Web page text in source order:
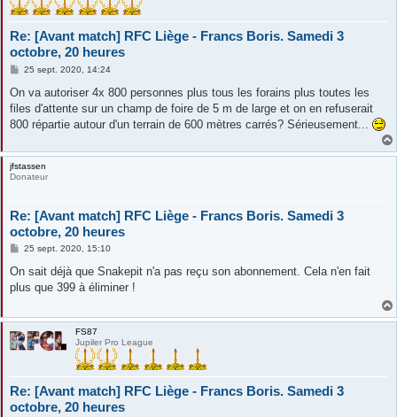
Re: [Avant match] RFC Liège - Francs Boris. Samedi 3
octobre, 20 heures
M
s
a
g
25 sept. 2020, 14:24
On va autoriser 4x 800 personnes plus tous les forains plus toutes les
files d'attente sur un champ de foire de 5 m de large et on en refuserait
800 répartie autour d'un terrain de 600 mètres carrés? Sérieusement...
jfstassen
Donateur
Re: [Avant match] RFC Liège - Francs Boris. Samedi 3
octobre, 20 heures
M
s
a
25 sept. 2020, 15:10
On sait déjà que Snakepit n'a pas reçu son abonnement. Cela n'en fait
plus que 399 à éliminer !
FS87
Jupiler Pro League
Re: [Avant match] RFC Liège - Francs Boris. Samedi 3
octobre, 20 heures